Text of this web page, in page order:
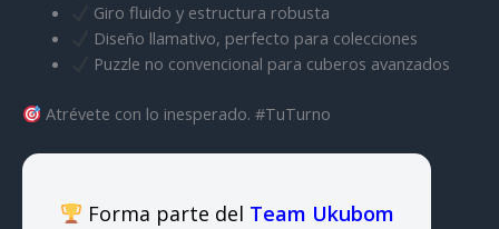
Giro fluido y estructura robusta
Diseño llamativo, perfecto para colecciones
Puzzle no convencional para cuberos avanzados
Atrévete con lo inesperado. #TuTurno
Forma parte del Team Ukubom